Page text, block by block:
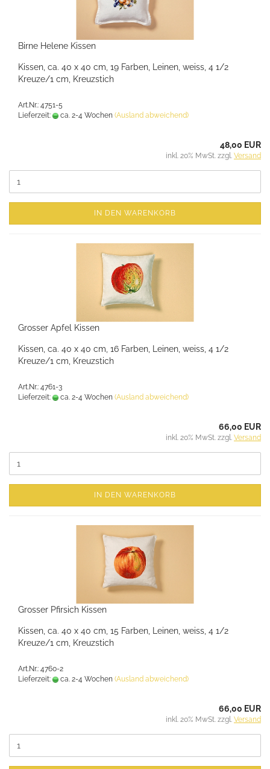
Birne Helene Kissen
Kissen, ca. 40 x 40 cm, 19 Farben, Leinen, weiss, 4 1/2
Kreuze/1 cm, Kreuzstich
Art.Nr.: 4751-5
Lieferzeit:
ca. 2-4 Wochen (Ausland abweichend)
48,00 EUR
inkl. 20% MwSt. zzgl. Versand
IN DEN WARENKORB
Grosser Apfel Kissen
Kissen, ca. 40 x 40 cm, 16 Farben, Leinen, weiss, 4 1/2
Kreuze/1 cm, Kreuzstich
Art.Nr.: 4761-3
Lieferzeit:
ca. 2-4 Wochen (Ausland abweichend)
66,00 EUR
inkl. 20% MwSt. zzgl. Versand
IN DEN WARENKORB
Grosser Pfirsich Kissen
Kissen, ca. 40 x 40 cm, 15 Farben, Leinen, weiss, 4 1/2
Kreuze/1 cm, Kreuzstich
Art.Nr.: 4760-2
Lieferzeit:
ca. 2-4 Wochen (Ausland abweichend)
66,00 EUR
inkl. 20% MwSt. zzgl. Versand